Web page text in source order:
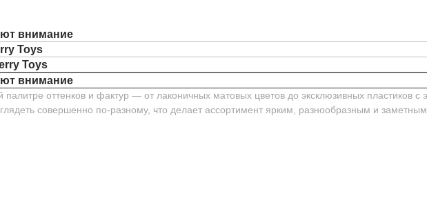
внимание
Toys
Toys
внимание
оттенков и фактур — от лаконичных матовых цветов до эксклюзивных пластиков с
совершенно по-разному, что делает ассортимент ярким, разнообразным и заметным